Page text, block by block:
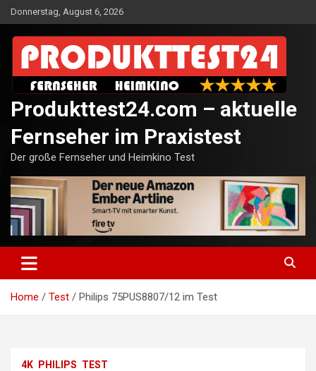
Skip
to
content
Donnerstag, August 6, 2026
Produkttest24.com – aktuelle
Fernseher im Praxistest
Der große Fernseher und Heimkino Test
Home Test Philips 75PUS8807/12 im Test
4K PHILIPS TEST